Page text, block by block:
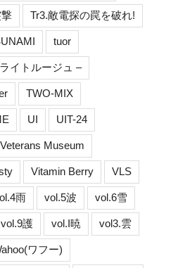
Tr3.敵電探の罠を破れ!
tuor
イトルージュ –
TWO-MIX
UI UIT-24
Museum
Vitamin Berry VLS
雨 vol.5波 vol.6雪
vol.9護 vol.I暁 vol3.雲
ワフー)